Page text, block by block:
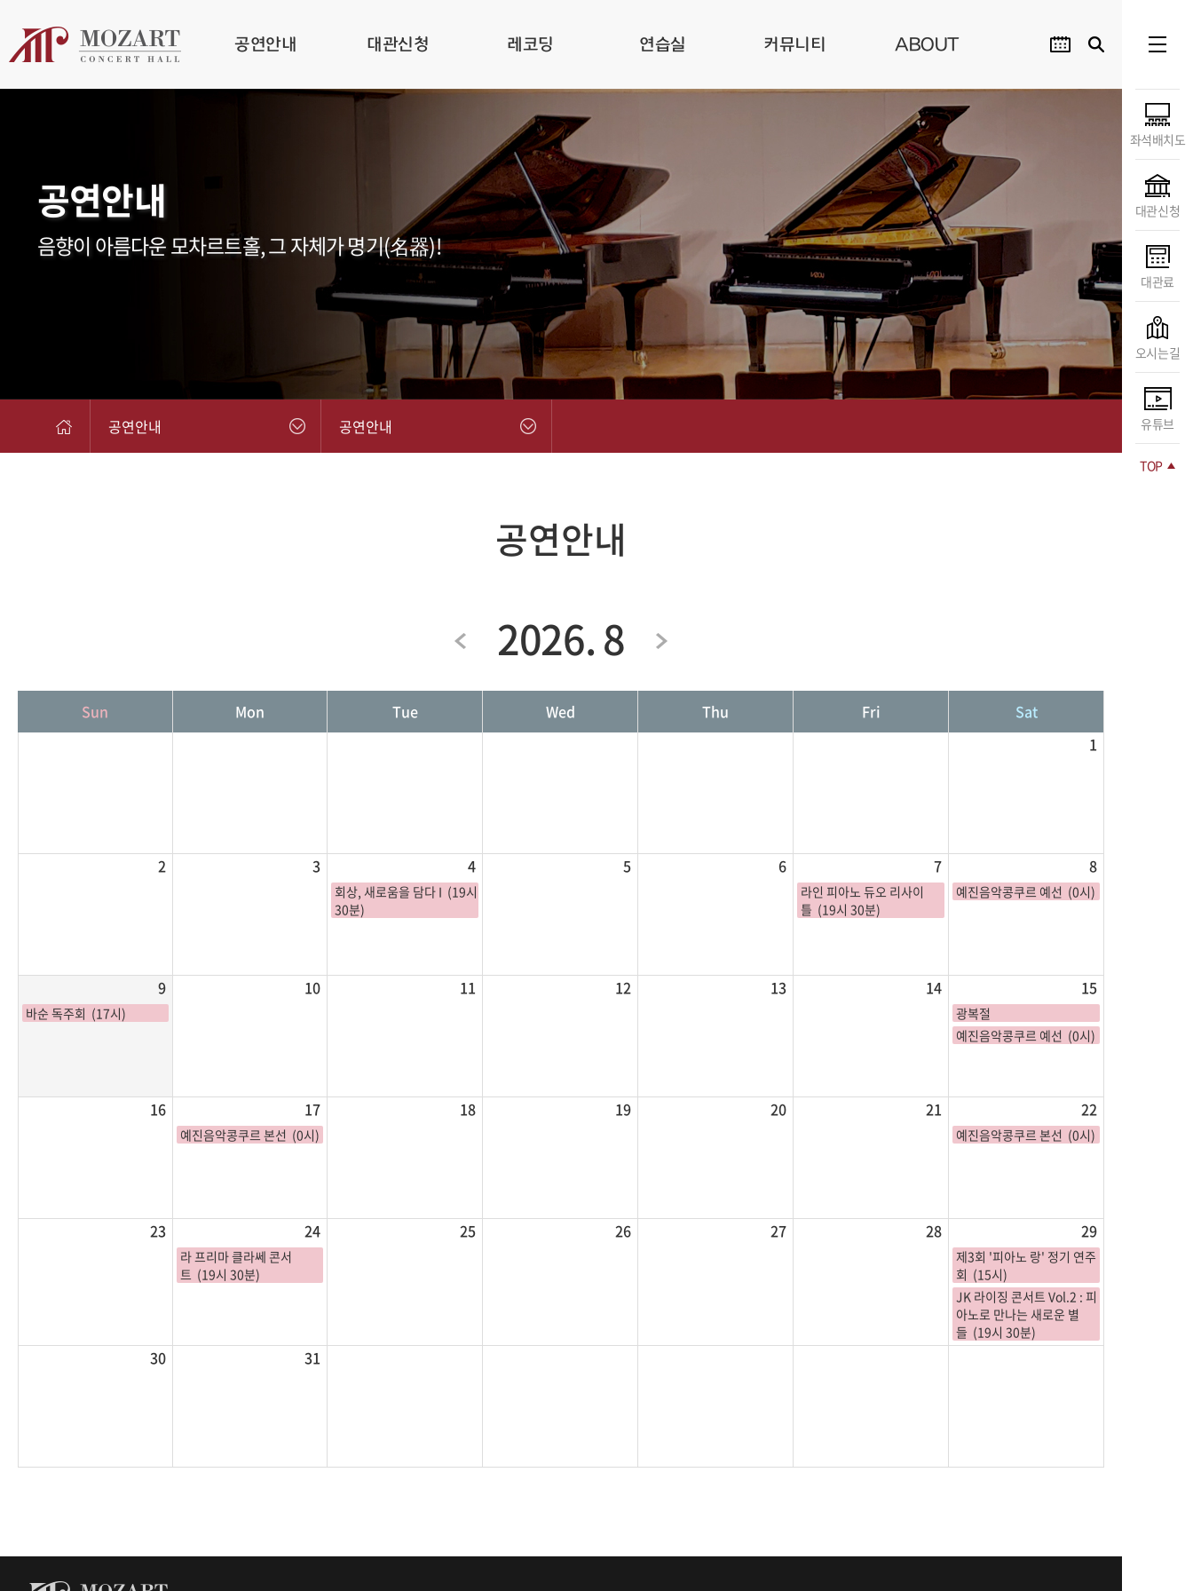
공연안내 대관신청 레코딩 연습실 커뮤니티 ABOUT
좌석배치도
대관신청
대관료
오시는길
유튜브
TOP
공연안내
음향이 아름다운 모차르트홀, 그 자체가 명기(名器)!
공연안내 공연안내
공연안내
2026. 8
Sun Mon Tue Wed Thu Fri
Sat
1
2 3 4
회상, 새로움을 담다 I (19시
30분)
5 6 7
라인 피아노 듀오 리사이
틀 (19시 30분)
8
예진음악콩쿠르 예선 (0시)
9
바순 독주회 (17시)
10 11 12 13 14 15
광복절
예진음악콩쿠르 예선 (0시)
16 17
예진음악콩쿠르 본선 (0시)
18 19 20 21 22
예진음악콩쿠르 본선 (0시)
23 24
라 프리마 클라쎄 콘서
트 (19시 30분)
25 26 27 28 29
제3회 '피아노 랑' 정기 연주
회 (15시)
JK 라이징 콘서트 Vol.2 : 피
아노로 만나는 새로운 별
들 (19시 30분)
30 31